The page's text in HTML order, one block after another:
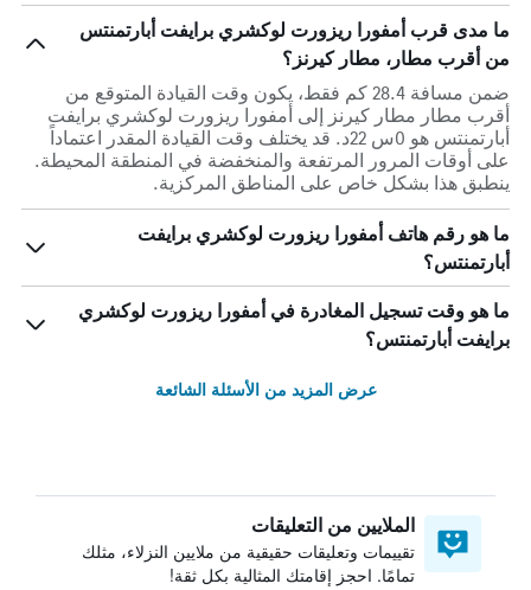
ما مدى قرب أمفورا ريزورت لوكشري برايفت أبارتمنتس
من أقرب مطار، مطار كيرنز؟
ضمن مسافة 28.4 كم فقط، يكون وقت القيادة المتوقع من
أقرب مطار مطار كيرنز إلى أمفورا ريزورت لوكشري برايفت
أبارتمنتس هو 0س 22د. قد يختلف وقت القيادة المقدر اعتماداً
على أوقات المرور المرتفعة والمنخفضة في المنطقة المحيطة.
ينطبق هذا بشكل خاص على المناطق المركزية.
ما هو رقم هاتف أمفورا ريزورت لوكشري برايفت
أبارتمنتس؟
ما هو وقت تسجيل المغادرة في أمفورا ريزورت لوكشري
برايفت أبارتمنتس؟
عرض المزيد من الأسئلة الشائعة
الملايين من التعليقات
تقييمات وتعليقات حقيقية من ملايين النزلاء، مثلك
تمامًا. احجز إقامتك المثالية بكل ثقة!